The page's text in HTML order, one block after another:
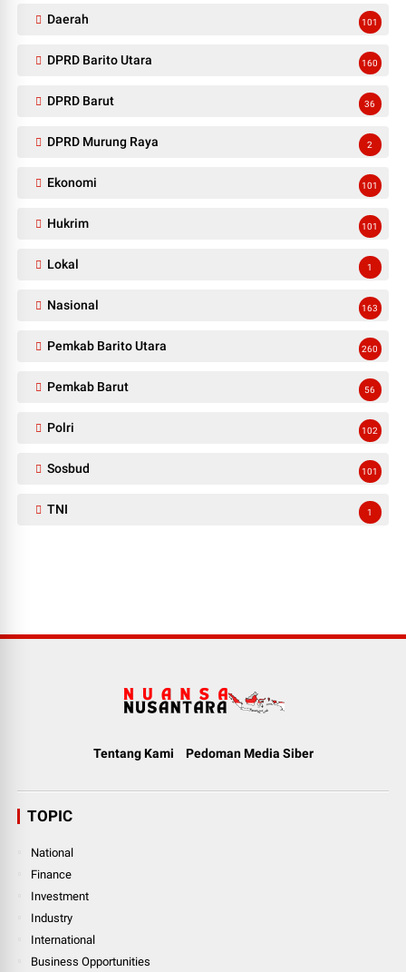
Daerah 101
DPRD Barito Utara 160
DPRD Barut 36
DPRD Murung Raya 2
Ekonomi 101
Hukrim 101
Lokal 1
Nasional 163
Pemkab Barito Utara 260
Pemkab Barut 56
Polri 102
Sosbud 101
TNI 1
Tentang Kami Pedoman Media Siber
TOPIC
National
Finance
Investment
Industry
International
Business Opportunities